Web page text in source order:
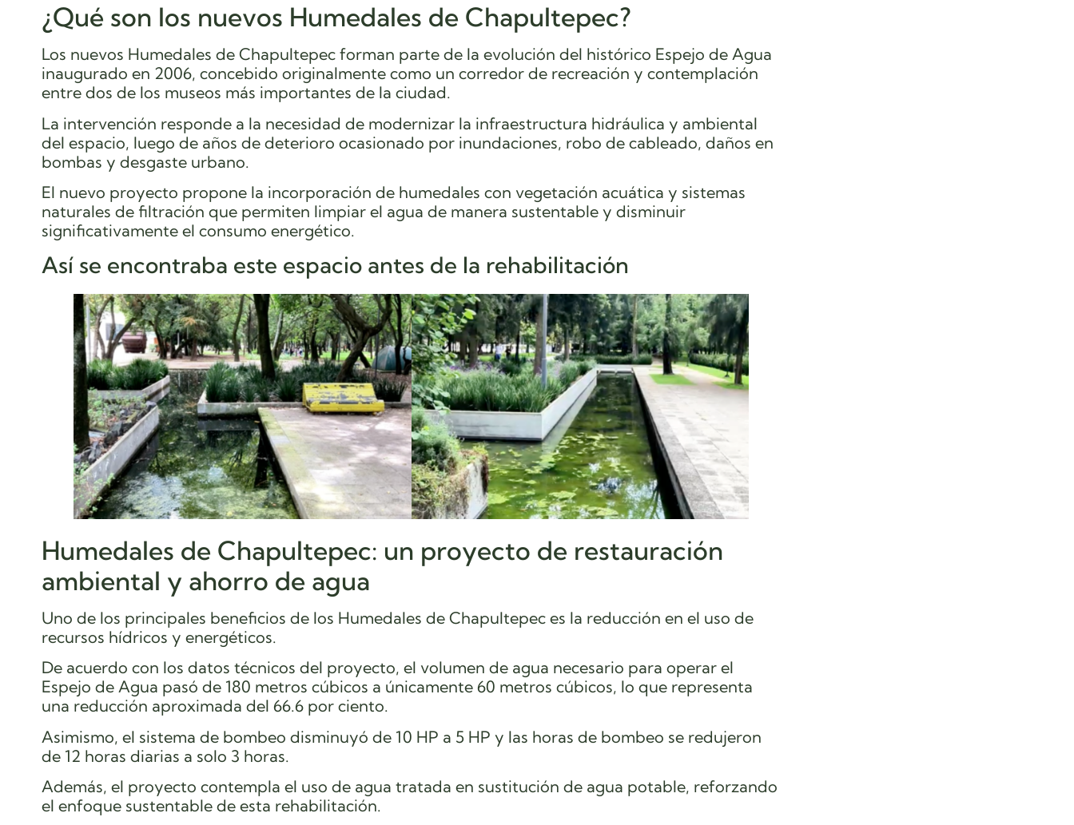
¿Qué son los nuevos Humedales de Chapultepec?
Los nuevos Humedales de Chapultepec forman parte de la evolución del histórico Espejo de Agua
inaugurado en 2006, concebido originalmente como un corredor de recreación y contemplación
entre dos de los museos más importantes de la ciudad.
La intervención responde a la necesidad de modernizar la infraestructura hidráulica y ambiental
del espacio, luego de años de deterioro ocasionado por inundaciones, robo de cableado, daños en
bombas y desgaste urbano.
El nuevo proyecto propone la incorporación de humedales con vegetación acuática y sistemas
naturales de filtración que permiten limpiar el agua de manera sustentable y disminuir
significativamente el consumo energético.
Así se encontraba este espacio antes de la rehabilitación
Humedales de Chapultepec: un proyecto de restauración
ambiental y ahorro de agua
Uno de los principales beneficios de los Humedales de Chapultepec es la reducción en el uso de
recursos hídricos y energéticos.
De acuerdo con los datos técnicos del proyecto, el volumen de agua necesario para operar el
Espejo de Agua pasó de 180 metros cúbicos a únicamente 60 metros cúbicos, lo que representa
una reducción aproximada del 66.6 por ciento.
Asimismo, el sistema de bombeo disminuyó de 10 HP a 5 HP y las horas de bombeo se redujeron
de 12 horas diarias a solo 3 horas.
Además, el proyecto contempla el uso de agua tratada en sustitución de agua potable, reforzando
el enfoque sustentable de esta rehabilitación.